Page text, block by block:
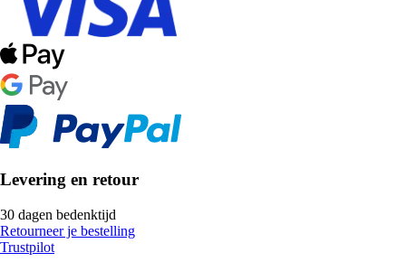
Levering en retour
30 dagen bedenktijd
Retourneer je bestelling
Trustpilot